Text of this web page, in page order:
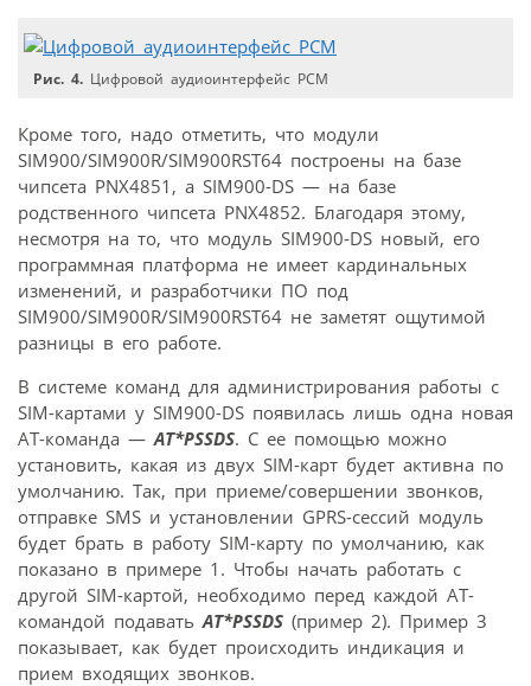
Рис. 4. Цифровой аудиоинтерфейс PCM
Кроме того, надо отметить, что модули
SIM900/SIM900R/SIM900RST64 построены на базе
чипсета PNX4851, а SIM900-DS — на базе
родственного чипсета PNX4852. Благодаря этому,
несмотря на то, что модуль SIM900-DS новый, его
программная платформа не имеет кардинальных
изменений, и разработчики ПО под
SIM900/SIM900R/SIM900RST64 не заметят ощутимой
разницы в его работе.
В системе команд для администрирования работы с
SIM-картами у SIM900-DS появилась лишь одна новая
AT-команда —AT*PSSDS. С ее помощью можно
установить, какая из двух SIM-карт будет активна по
умолчанию. Так, при приеме/совершении звонков,
отправке SMS и установлении GPRS-сессий модуль
будет брать в работу SIM-карту по умолчанию, как
показано в примере 1. Чтобы начать работать с
другой SIM-картой, необходимо перед каждой AT-
командой подаватьAT*PSSDS (пример 2). Пример 3
показывает, как будет происходить индикация и
прием входящих звонков.